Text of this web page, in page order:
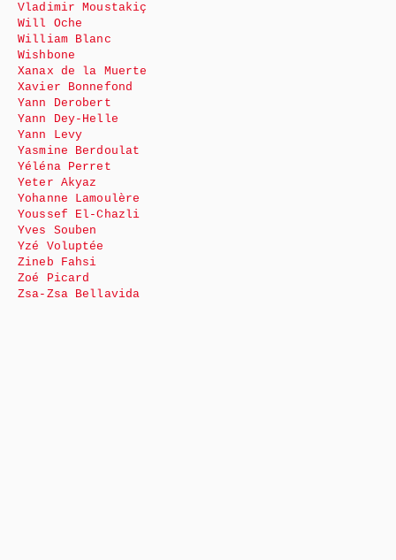
Vladimir Moustakiç
Will Oche
William Blanc
Wishbone
Xanax de la Muerte
Xavier Bonnefond
Yann Derobert
Yann Dey-Helle
Yann Levy
Yasmine Berdoulat
Yéléna Perret
Yeter Akyaz
Yohanne Lamoulère
Youssef El-Chazli
Yves Souben
Yzé Voluptée
Zineb Fahsi
Zoé Picard
Zsa-Zsa Bellavida